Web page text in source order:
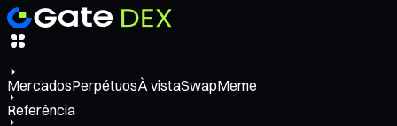
MercadosPerpétuosÀ vistaSwapMeme
Referência